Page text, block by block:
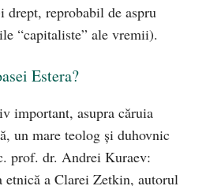
drept, reprobabil de aspru
“capitaliste” ale vremii).
Estera?
important, asupra căruia
un mare teolog şi duhovnic
prof. dr. Andrei Kuraev:
etnică a Clarei Zetkin, autorul